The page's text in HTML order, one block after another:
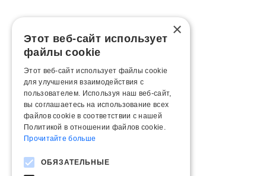
×
Этот веб-сайт использует
файлы cookie
Этот веб-сайт использует файлы cookie
для улучшения взаимодействия с
пользователем. Используя наш веб-сайт,
вы соглашаетесь на использование всех
файлов cookie в соответствии с нашей
Политикой в ​​отношении файлов cookie.
Прочитайте больше
ОБЯЗАТЕЛЬНЫЕ